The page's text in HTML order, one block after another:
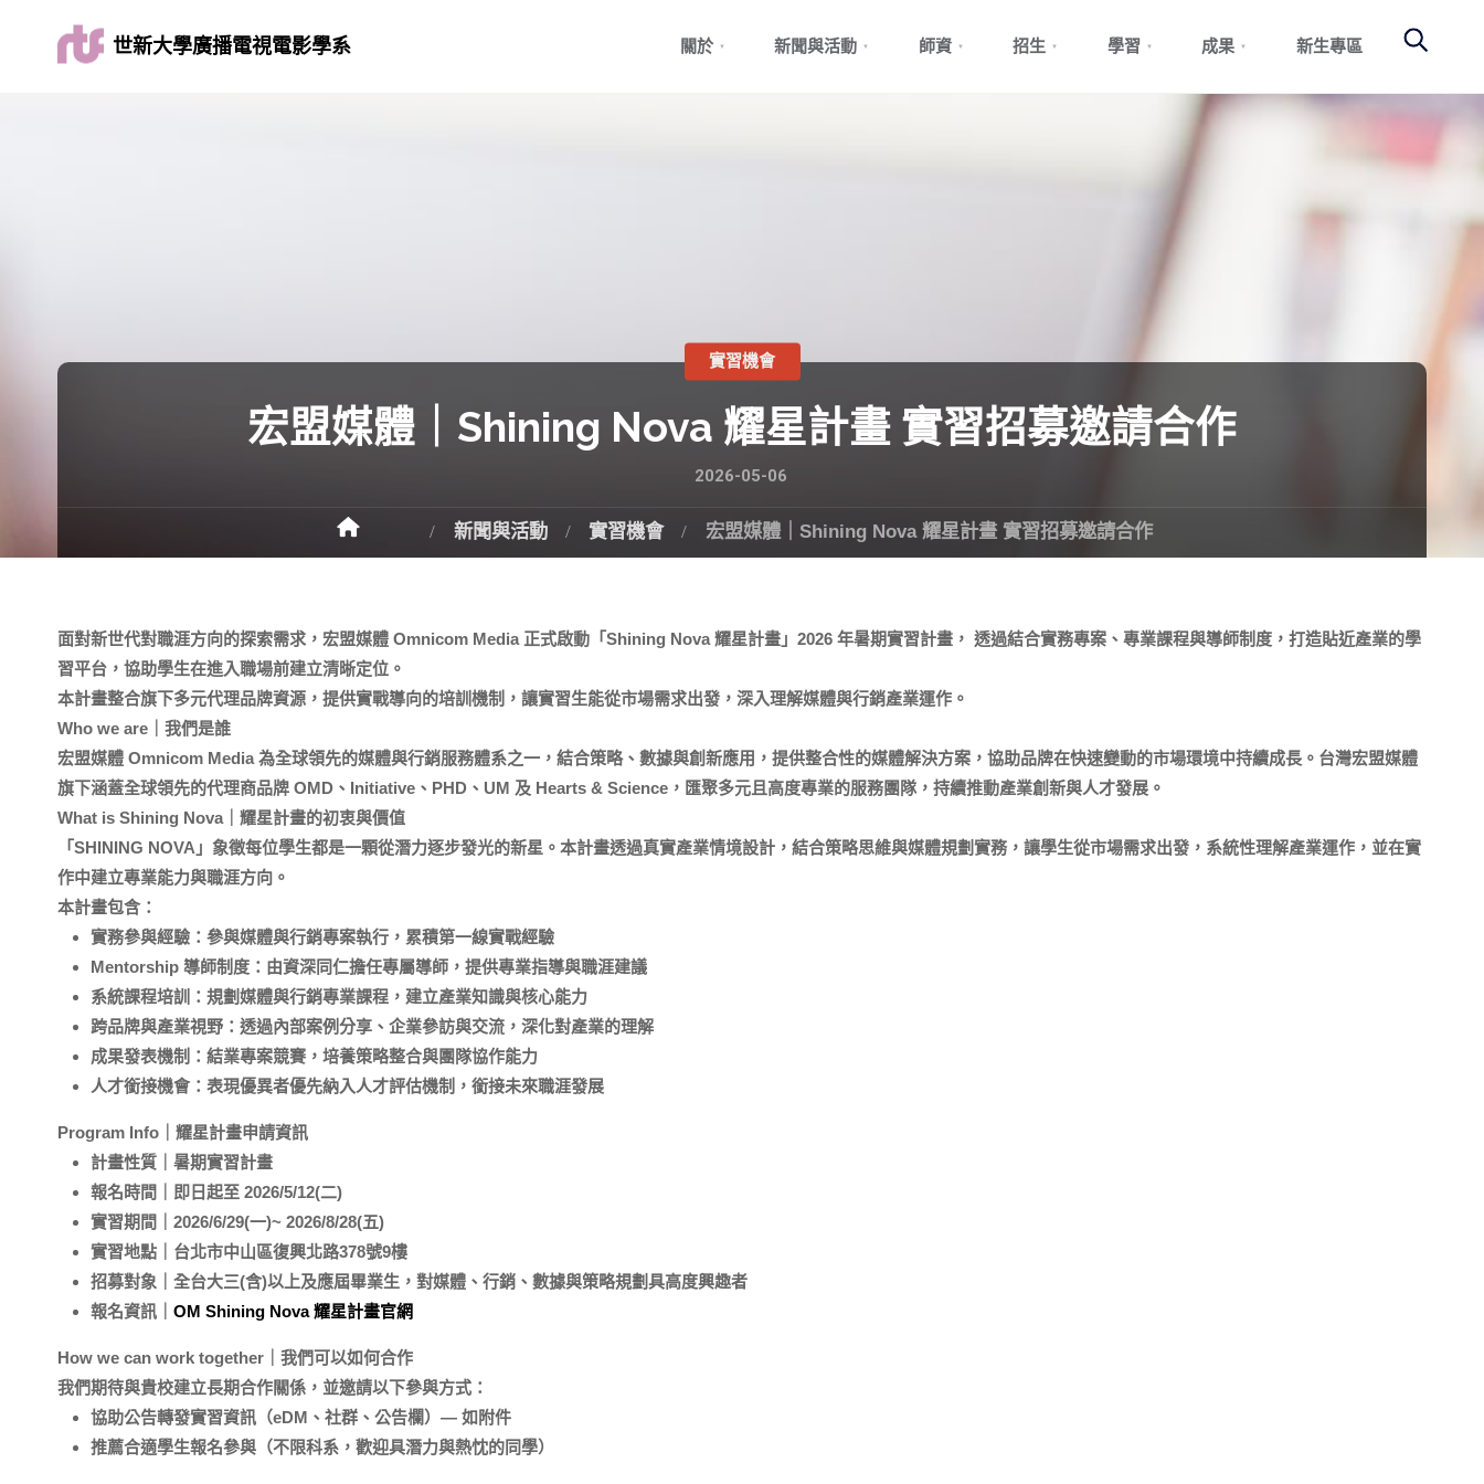
世新大學廣播電視電影學系 關於 新聞與活動 師資 招生 學習 成果 新生專區
宏盟媒體｜Shining Nova 耀星計畫 實習招募邀請合作
2026-05-06
實習機會
新聞與活動 實習機會 宏盟媒體｜Shining Nova 耀星計畫 實習招募邀請合作
面對新世代對職涯方向的探索需求，宏盟媒體 Omnicom Media 正式啟動「Shining Nova 耀星計畫」2026 年暑期實習計畫， 透過結合實務專案、專業課程與導師制度， 打造貼近產業的學
習平台，協助學生在進入職場前建立清晰定位。
本計畫整合旗下多元代理品牌資源，提供實戰導向的培訓機制， 讓實習生能從市場需求出發，深入理解媒體與行銷產業運作。
Who we are｜我們是誰
宏盟媒體 Omnicom Media 為全球領先的媒體與行銷服務體系之一，結合策略、 數據與創新應用，提供整合性的媒體解決方案， 協助品牌在快速變動的市場環境中持續成長。 台灣宏盟媒體
旗下涵蓋全球領先的代理商品牌 OMD、Initiative、PHD、UM 及 Hearts & Science，匯聚多元且高度專業的服務團隊， 持續推動產業創新與人才發展。
What is Shining Nova｜耀星計畫的初衷與價值
「SHINING NOVA」象徵每位學生都是一顆從潛力逐步發光的新星。 本計畫透過真實產業情境設計，結合策略思維與媒體規劃實務， 讓學生從市場需求出發，系統性理解產業運作， 並在實
作中建立專業能力與職涯方向。
本計畫包含：
實務參與經驗 ：參與媒體與行銷專案執行，累積第一線實戰經驗
Mentorship 導師制度 ：由資深同仁擔任專屬導師，提供專業指導與職涯建議
系統課程培訓
：規劃媒體與行銷專業課程，建立產業知識與核心能力
跨品牌與產業視野 ：透過內部案例分享、企業參訪與交流， 深化對產業的理解
成果發表機制 ：結業專案競賽，培養策略整合與團隊協作能力
人才銜接機會：表現優異者優先納入人才評估機制， 銜接未來職涯發展
Program Info｜耀星計畫申請資訊
計畫性質｜暑期實習計畫
報名時間｜即日起至 2026/5/12(二)
實習期間｜2026/6/29(一)~ 2026/8/28(五)
實習地點｜台北市中山區復興北路378號9樓
招募對象｜全台大三(含)以上及應屆畢業生，對媒體、行銷、 數據與策略規劃具高度興趣者
報名資訊｜ OM Shining Nova 耀星計畫官網
How we can work together｜我們可以如何合作
我們期待與貴校建立長期合作關係，並邀請以下參與方式：
協助公告轉發實習資訊（eDM、社群、公告欄）— 如附件
推薦合適學生報名參與（不限科系，歡迎具潛力與熱忱的同學）